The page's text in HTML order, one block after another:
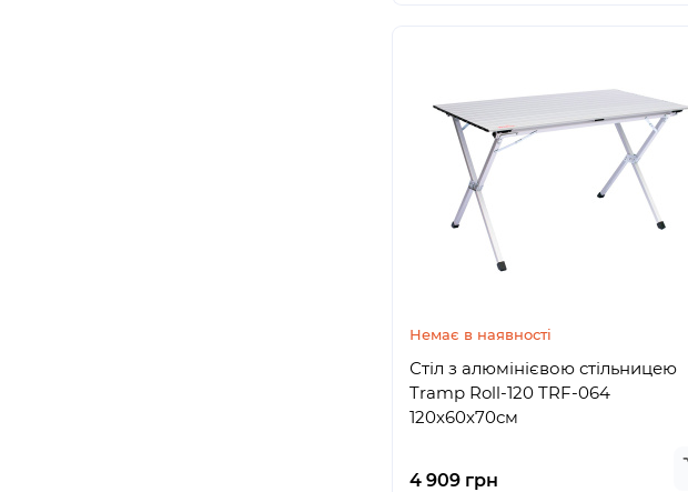
Немає в наявності
Стіл з алюмінієвою стільницею
Tramp Roll-120 TRF-064
120x60x70см
4 909 грн